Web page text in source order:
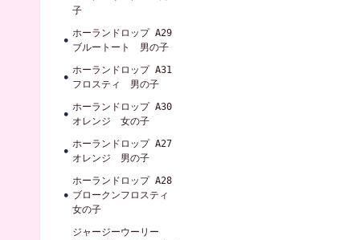
子
ホーランドロップ A29
ブルートート 男の子
ホーランドロップ A31
フロスティ 男の子
ホーランドロップ A30
オレンジ 女の子
ホーランドロップ A27
オレンジ 男の子
ホーランドロップ A28
ブロークンフロスティ
女の子
ジャージーウーリー